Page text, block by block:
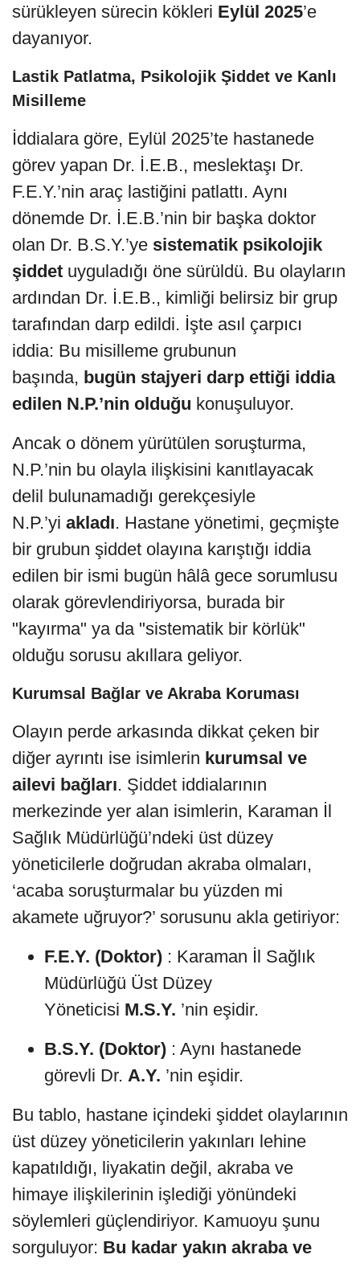
sürükleyen sürecin kökleri Eylül 2025’e
dayanıyor.
Lastik Patlatma, Psikolojik Şiddet ve Kanlı
Misilleme
İddialara göre, Eylül 2025’te hastanede
görev yapan Dr. İ.E.B., meslektaşı Dr.
F.E.Y.’nin araç lastiğini patlattı. Aynı
dönemde Dr. İ.E.B.’nin bir başka doktor
olan Dr. B.S.Y.’ye sistematik psikolojik
şiddet uyguladığı öne sürüldü. Bu olayların
ardından Dr. İ.E.B., kimliği belirsiz bir grup
tarafından darp edildi. İşte asıl çarpıcı
iddia: Bu misilleme grubunun
başında, bugün stajyeri darp ettiği iddia
edilen N.P.’nin olduğu konuşuluyor.
Ancak o dönem yürütülen soruşturma,
N.P.’nin bu olayla ilişkisini kanıtlayacak
delil bulunamadığı gerekçesiyle
N.P.’yi akladı. Hastane yönetimi, geçmişte
bir grubun şiddet olayına karıştığı iddia
edilen bir ismi bugün hâlâ gece sorumlusu
olarak görevlendiriyorsa, burada bir
"kayırma" ya da "sistematik bir körlük"
olduğu sorusu akıllara geliyor.
Kurumsal Bağlar ve Akraba Koruması
Olayın perde arkasında dikkat çeken bir
diğer ayrıntı ise isimlerin kurumsal ve
ailevi bağları. Şiddet iddialarının
merkezinde yer alan isimlerin, Karaman İl
Sağlık Müdürlüğü’ndeki üst düzey
yöneticilerle doğrudan akraba olmaları,
‘acaba soruşturmalar bu yüzden mi
akamete uğruyor?’ sorusunu akla getiriyor:
F.E.Y. (Doktor) : Karaman İl Sağlık
Müdürlüğü Üst Düzey
Yöneticisi M.S.Y. ’nin eşidir.
B.S.Y. (Doktor) : Aynı hastanede
görevli Dr. A.Y. ’nin eşidir.
Bu tablo, hastane içindeki şiddet olaylarının
üst düzey yöneticilerin yakınları lehine
kapatıldığı, liyakatin değil, akraba ve
himaye ilişkilerinin işlediği yönündeki
söylemleri güçlendiriyor. Kamuoyu şunu
sorguluyor: Bu kadar yakın akraba ve